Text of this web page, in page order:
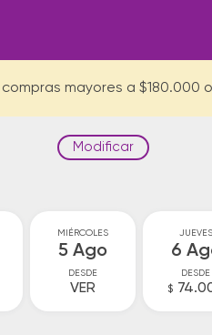
mayores a $180.000 o
Modificar
MIÉRCOLES
5 Ago
DESDE
VER
JUEVES
6
DESDE
$